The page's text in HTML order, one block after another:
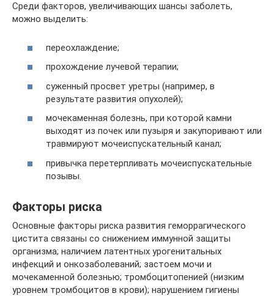
Среди факторов, увеличивающих шансы заболеть,
можно выделить:
переохлаждение;
прохождение лучевой терапии;
суженный просвет уретры (например, в
результате развития опухолей);
мочекаменная болезнь, при которой камни
выходят из почек или пузыря и закупоривают или
травмируют мочеиспускательный канал;
привычка перетерпливать мочеиспускательные
позывы.
Факторы риска
Основные факторы риска развития геморрагического
цистита связаны со снижением иммунной защиты
организма; наличием латентных урогенитальных
инфекций и онкозаболеваний; застоем мочи и
мочекаменной болезнью; тромбоцитопенией (низким
уровнем тромбоцитов в крови); нарушением гигиены